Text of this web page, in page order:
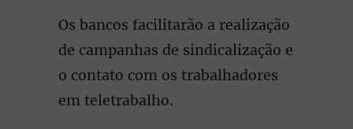
Os bancos facilitarão a realização
de campanhas de sindicalização e
o contato com os trabalhadores
em teletrabalho.